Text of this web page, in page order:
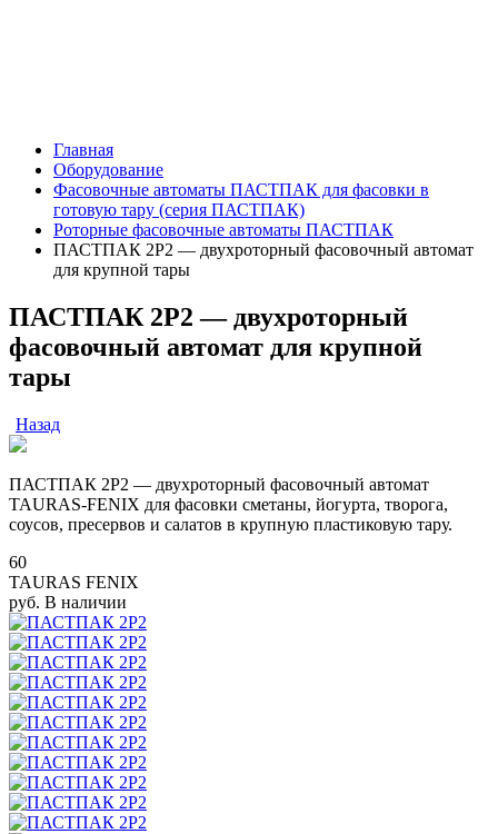
Главная
Оборудование
Фасовочные автоматы ПАСТПАК для фасовки в
готовую тару (серия ПАСТПАК)
Роторные фасовочные автоматы ПАСТПАК
ПАСТПАК 2Р2 — двухроторный фасовочный автомат
для крупной тары
ПАСТПАК 2Р2 — двухроторный
фасовочный автомат для крупной
тары
Назад
ПАСТПАК 2Р2 — двухроторный фасовочный автомат
TAURAS-FENIX для фасовки сметаны, йогурта, творога,
соусов, пресервов и салатов в крупную пластиковую тару.
60
TAURAS FENIX
руб. В наличии